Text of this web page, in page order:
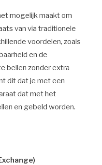
mogelijk maakt om
van via traditionele
voordelen, zoals
en de
bellen zonder extra
dit dat je met een
dat met het
en gebeld worden.